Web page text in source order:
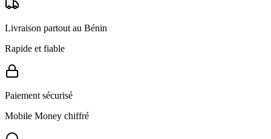
Livraison partout au Bénin
Rapide et fiable
Paiement sécurisé
Mobile Money chiffré